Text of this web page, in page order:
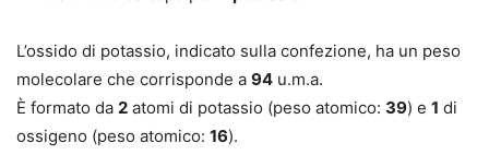
L’ossido di potassio, indicato sulla confezione, ha un peso
molecolare che corrisponde a 94 u.m.a.
È formato da 2 atomi di potassio (peso atomico: 39) e 1 di
ossigeno (peso atomico: 16).